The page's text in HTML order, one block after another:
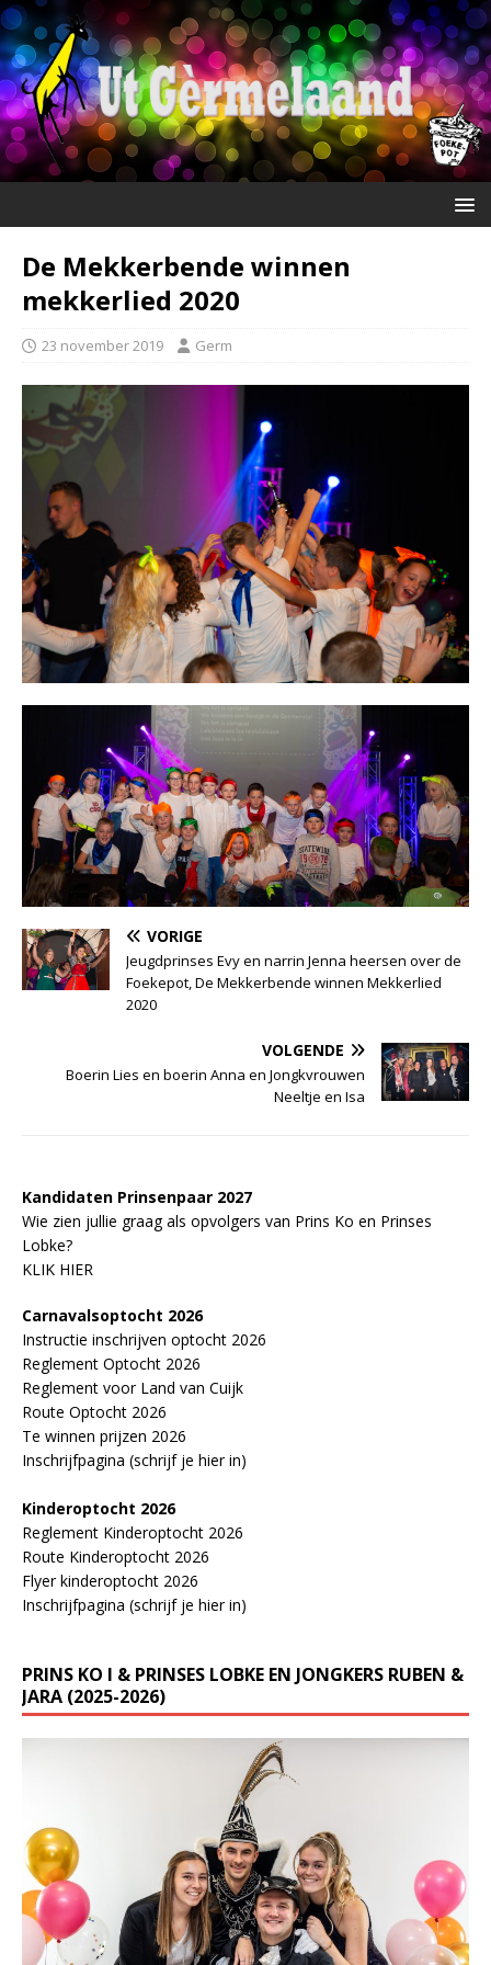
De Mekkerbende winnen
mekkerlied 2020
23 november 2019 Germ
VORIGE
Jeugdprinses Evy en narrin Jenna heersen over de
Foekepot, De Mekkerbende winnen Mekkerlied
2020
VOLGENDE
Boerin Lies en boerin Anna en Jongkvrouwen
Neeltje en Isa
Kandidaten Prinsenpaar 2027
Wie zien jullie graag als opvolgers van Prins Ko en Prinses
Lobke?
KLIK HIER
Carnavalsoptocht 2026
Instructie inschrijven optocht 2026
Reglement Optocht 2026
Reglement voor Land van Cuijk
Route Optocht 2026
Te winnen prijzen 2026
Inschrijfpagina (schrijf je hier in)
Kinderoptocht 2026
Reglement Kinderoptocht 2026
Route Kinderoptocht 2026
Flyer kinderoptocht 2026
Inschrijfpagina (schrijf je hier in)
PRINS KO I & PRINSES LOBKE EN JONGKERS RUBEN &
JARA (2025-2026)